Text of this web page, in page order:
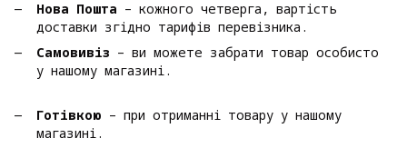
Нова Пошта – кожного четверга, вартість
доставки згідно тарифів перевізника.
Самовивіз – ви можете забрати товар особисто
у нашому магазині.
Готівкою – при отриманні товару у нашому
магазині.